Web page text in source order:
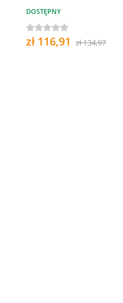
DOSTĘPNY
zł 116,91 zł 134,97